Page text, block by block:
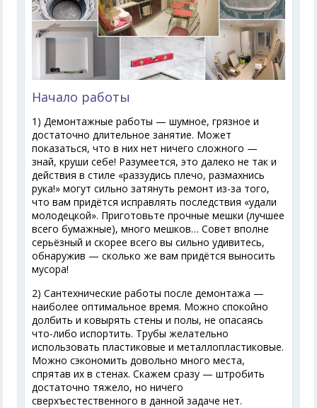
Начало работы
1) Демонтажные работы — шумное, грязное и
достаточно длительное занятие. Может
показаться, что в них нет ничего сложного —
знай, круши себе! Разумеется, это далеко не так и
действия в стиле «раззудись плечо, размахнись
рука!» могут сильно затянуть ремонт из-за того,
что вам придётся исправлять последствия «удали
молодецкой». Приготовьте прочные мешки (лучшее
всего бумажные), много мешков… Совет вполне
серьёзный и скорее всего вы сильно удивитесь,
обнаружив — сколько же вам придётся выносить
мусора!
2) Сантехнические работы после демонтажа —
наиболее оптимальное время. Можно спокойно
долбить и ковырять стены и полы, не опасаясь
что-либо испортить. Трубы желательно
использовать пластиковые и металлопластиковые.
Можно сэкономить довольно много места,
спрятав их в стенах. Скажем сразу — штробить
достаточно тяжело, но ничего
сверхъестественного в данной задаче нет.